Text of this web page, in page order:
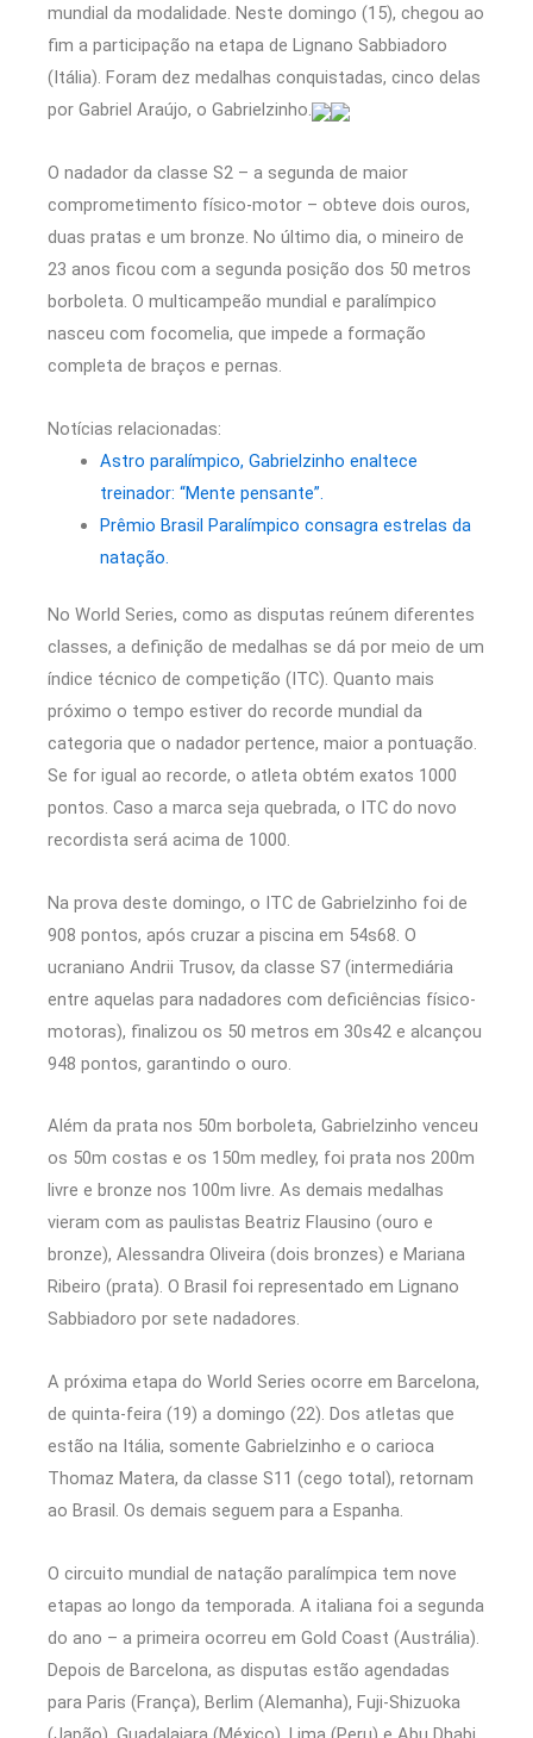
mundial da modalidade. Neste domingo (15), chegou ao
fim a participação na etapa de Lignano Sabbiadoro
(Itália). Foram dez medalhas conquistadas, cinco delas
por Gabriel Araújo, o Gabrielzinho.
O nadador da classe S2 – a segunda de maior
comprometimento físico-motor – obteve dois ouros,
duas pratas e um bronze. No último dia, o mineiro de
23 anos ficou com a segunda posição dos 50 metros
borboleta. O multicampeão mundial e paralímpico
nasceu com focomelia, que impede a formação
completa de braços e pernas.
Notícias relacionadas:
Astro paralímpico, Gabrielzinho enaltece
treinador: “Mente pensante”.
Prêmio Brasil Paralímpico consagra estrelas da
natação.
No World Series, como as disputas reúnem diferentes
classes, a definição de medalhas se dá por meio de um
índice técnico de competição (ITC). Quanto mais
próximo o tempo estiver do recorde mundial da
categoria que o nadador pertence, maior a pontuação.
Se for igual ao recorde, o atleta obtém exatos 1000
pontos. Caso a marca seja quebrada, o ITC do novo
recordista será acima de 1000.
Na prova deste domingo, o ITC de Gabrielzinho foi de
908 pontos, após cruzar a piscina em 54s68. O
ucraniano Andrii Trusov, da classe S7 (intermediária
entre aquelas para nadadores com deficiências físico-
motoras), finalizou os 50 metros em 30s42 e alcançou
948 pontos, garantindo o ouro.
Além da prata nos 50m borboleta, Gabrielzinho venceu
os 50m costas e os 150m medley, foi prata nos 200m
livre e bronze nos 100m livre. As demais medalhas
vieram com as paulistas Beatriz Flausino (ouro e
bronze), Alessandra Oliveira (dois bronzes) e Mariana
Ribeiro (prata). O Brasil foi representado em Lignano
Sabbiadoro por sete nadadores.
A próxima etapa do World Series ocorre em Barcelona,
de quinta-feira (19) a domingo (22). Dos atletas que
estão na Itália, somente Gabrielzinho e o carioca
Thomaz Matera, da classe S11 (cego total), retornam
ao Brasil. Os demais seguem para a Espanha.
O circuito mundial de natação paralímpica tem nove
etapas ao longo da temporada. A italiana foi a segunda
do ano – a primeira ocorreu em Gold Coast (Austrália).
Depois de Barcelona, as disputas estão agendadas
para Paris (França), Berlim (Alemanha), Fuji-Shizuoka